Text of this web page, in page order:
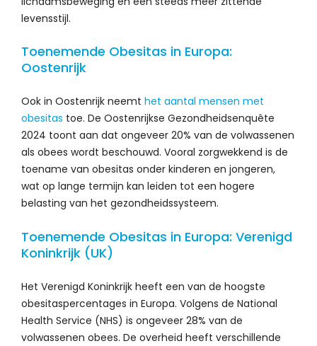
levensstijl.
Toenemende Obesitas in Europa:
Oostenrijk
Ook in Oostenrijk neemt het aantal mensen met
obesitas toe. De Oostenrijkse Gezondheidsenquête
2024 toont aan dat ongeveer 20% van de volwassenen
als obees wordt beschouwd. Vooral zorgwekkend is de
toename van obesitas onder kinderen en jongeren,
wat op lange termijn kan leiden tot een hogere
belasting van het gezondheidssysteem.
Toenemende Obesitas in Europa: Verenigd
Koninkrijk (UK)
Het Verenigd Koninkrijk heeft een van de hoogste
obesitaspercentages in Europa. Volgens de National
Health Service (NHS) is ongeveer 28% van de
volwassenen obees. De overheid heeft verschillende